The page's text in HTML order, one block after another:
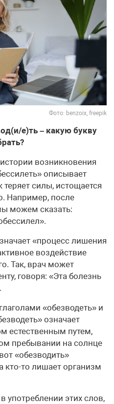
Фото: benzoix, freepik
е)ть – какую букву
возникновения
описывает
теряет силы, истощается
Например, после
можем сказать:
«процесс лишения
воздействие
Так, врач может
говоря: «Эта болезнь
«обезводеть» и
означает
естественным путем,
пребывании на солнце
«обезводить»
кто-то лишает организм
употреблении этих слов,